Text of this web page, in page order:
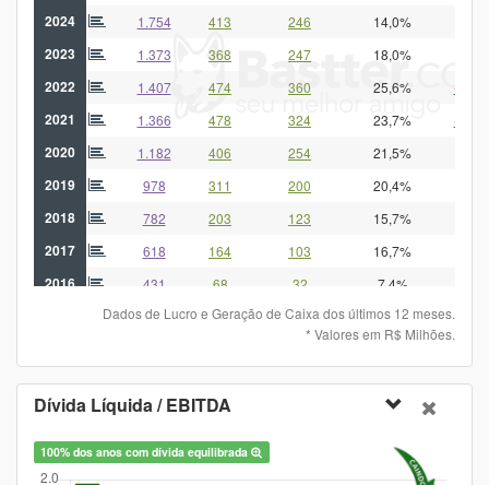
2024 1.754 413 246 14,0%
2023 1.373 368 247 18,0%
2022 1.407 474 360 25,6% -332
2021 1.366 478 324 23,7% -548
2020 1.182 406 254 21,5%
2019 978 311 200 20,4%
2018 782 203 123 15,7%
2017 618 164 103 16,7%
2016 431 68 32 7,4%
Dados de Lucro e Geração de Caixa dos últimos 12 meses.
* Valores em R$ Milhões.
Dívida Líquida / EBITDA
100% dos anos com dívida equilibrada